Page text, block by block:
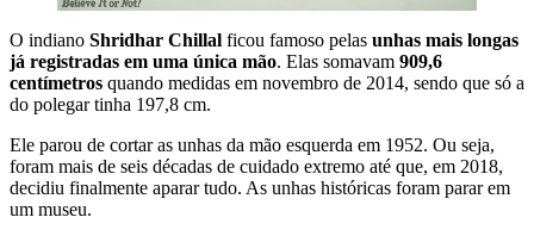
O indiano Shridhar Chillal ficou famoso pelas unhas mais longas
já registradas em uma única mão. Elas somavam 909,6
centímetros quando medidas em novembro de 2014, sendo que só a
do polegar tinha 197,8 cm.
Ele parou de cortar as unhas da mão esquerda em 1952. Ou seja,
foram mais de seis décadas de cuidado extremo até que, em 2018,
decidiu finalmente aparar tudo. As unhas históricas foram parar em
um museu.